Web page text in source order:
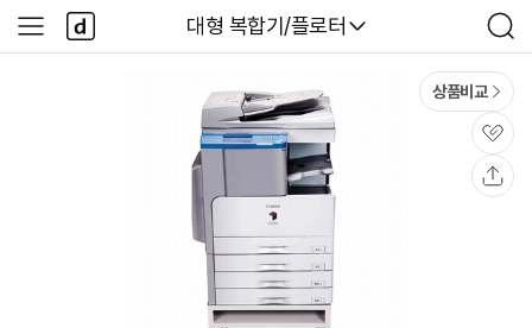
다나와
대형 복합기/플로터
검
색
사
이
다
나
와
상품비교
관
심